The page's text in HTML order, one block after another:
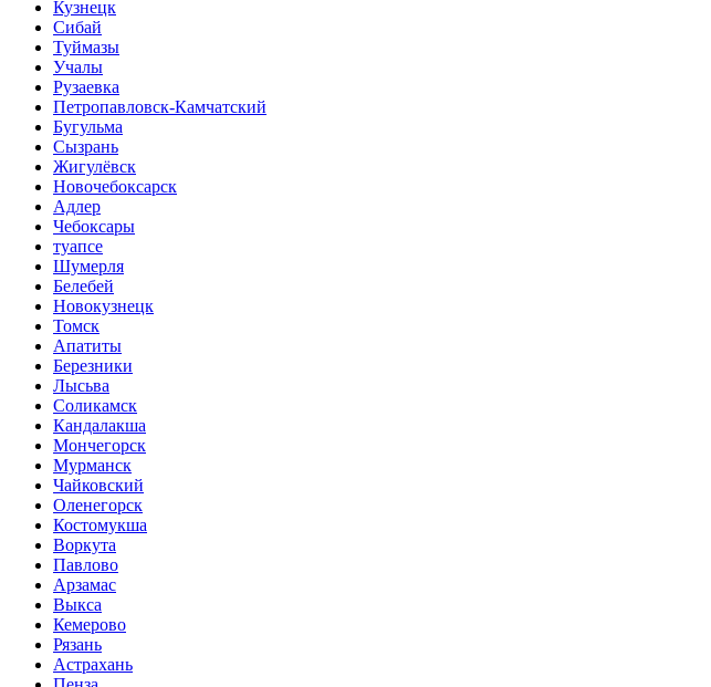
Кузнецк
Сибай
Туймазы
Учалы
Рузаевка
Петропавловск-Камчатский
Бугульма
Сызрань
Жигулёвск
Новочебоксарск
Адлер
Чебоксары
туапсе
Шумерля
Белебей
Новокузнецк
Томск
Апатиты
Березники
Лысьва
Соликамск
Кандалакша
Мончегорск
Мурманск
Чайковский
Оленегорск
Костомукша
Воркута
Павлово
Арзамас
Выкса
Кемерово
Рязань
Астрахань